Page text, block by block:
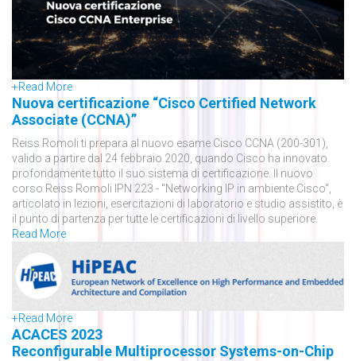
+Read More
Nuova certificazione “Cisco Certified Network
Associate (CCNA)”
Reiss Romoli ti prepara al nuovo esame Cisco CCNA (200-301),
valido a partire dal 24 febbraio 2020, quando Cisco ha innovato
profondamente tutto il suo sistema di certificazione. Il nuovo
corso Reiss Romoli IPN 223 - "Networking IP in ambiente Cisco",
articolato in lezioni, esercitazioni di laboratorio e studio assistito, è
il punto di partenza per tutte le certificazioni di livello superiore.
Read More
+Read More
ACACES 2023
Reconfigurable Multiprocessor Systems-on-Chip